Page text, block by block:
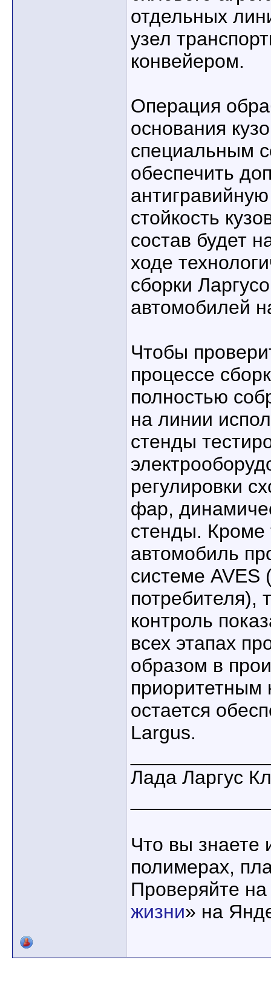
отдельных
узел
конвейером.
Операция
основания
специальным
обеспечить
стойкость
состав будет
ходе
сборки
автомобилей
Чтобы
процессе
полностью
на линии
стенды
регулировки
фар,
стенды. Кроме
автомобиль
системе AVES
потребителя),
контроль
всех этапах
образом в
приоритетным
остается
Largus.
Лада Ларгус
Что вы знаете
полимерах,
Проверяйте
жизни» на